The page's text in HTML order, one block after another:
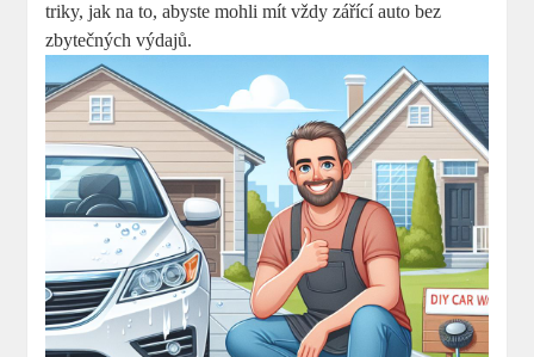
triky, jak na to, abyste mohli mít vždy zářící auto bez
zbytečných výdajů.